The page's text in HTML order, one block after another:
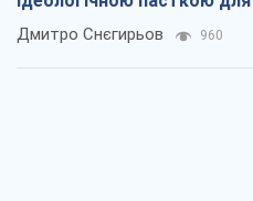
окупантів
Дмитро Снєгирьов 960